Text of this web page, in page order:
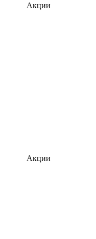
Акции
Акции